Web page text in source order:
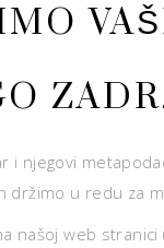
i njegovi
držimo u redu za
našoj web